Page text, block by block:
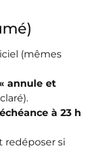
(mêmes
annule et
à 23 h
redéposer si